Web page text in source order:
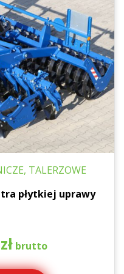
TALERZOWE
płytkiej uprawy
zł